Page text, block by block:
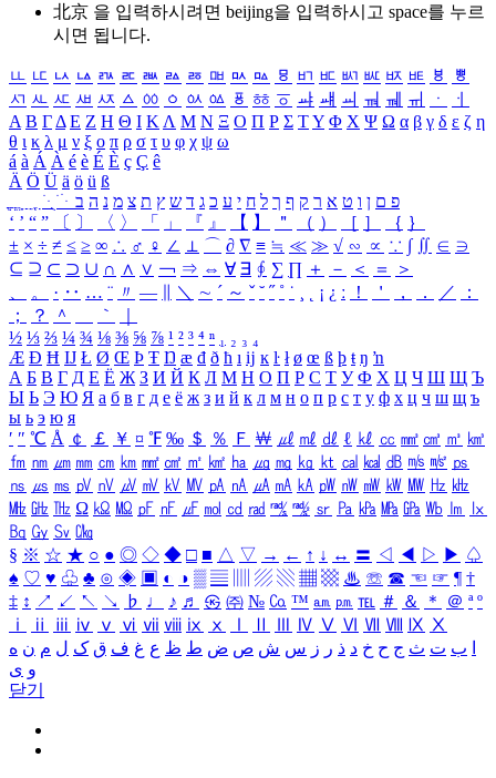
北京 을 입력하시려면 beijing을 입력하시고 space를 누르
시면 됩니다.
ㅥ ㅦ ㅧ ㅨ ㅩ ㅪ ㅫ ㅬ ㅭ ㅮ ㅯ ㅰ ㅱ ㅲ ㅳ ㅴ ㅵ ㅶ ㅷ ㅸ
ㅹ
ㅺ ㅻ ㅼ ㅽ ㅾ ㅿ ㆀ ㆁ ㆂ ㆃ ㆄ ㆅ ㆆ ㆇ ㆈ ㆉ ㆊ ㆋ ㆌ ㆍ
ㆎ
Α Β ΓΔ Ε Ζ Η Θ Ι ΚΛ Μ Ν Ξ Ο Π Ρ Σ ΤΥ Φ Χ Ψ Ω α β γ δ ε ζ η
θ ι κ λ μ ν ξ ο π ρ σ τ υ φ χ ψ ω
á à Á À é è É È ç Ç ê
Ä Ö Ü ä ö ü ß
ִֶֹ ֻּ ׁׂ פ ם ן ו ט א ר ק ף ך ל ח י ע כ ג ד ש ץ ת צ מ נ ה ב
‘ ’ “ ” 〔 〕 〈 〉 「 」 『 』 【 】 ＂ （ ） ［ ］ ｛ ｝
± × ÷ ≠ ≤ ≥ ∞ ∴ ♂ ♀ ∠ ⊥ ⌒ ∂ ∇ ≡ ≒ ≪ ≫ √ ∽ ∝ ∵ ∫ ∬ ∈ ∋
⊆ ⊇ ⊂ ⊃ ∪ ∩ ∧ ∨ ￢ ⇒ ⇔ ∀ ∃ ∮ ∑ ∏ ＋ － ＜ ＝
＞
、
。 · ‥ … ¨ 〃 ― ＼ ∼ ´ ～ ˇ ˘ ˝ ˚ ˙ ¸ ¡ ¿ ː ！ ＇ ， ． ／
：
；
？ ＾ ｀
½ ⅓ ⅔ ¼ ¾ ⅛ ⅜ ⅝ ⅞ ¹ ² ³ ⁴ ⁿ ₁ ₂ ₃ ₄
Æ Ð Ħ Ĳ Ł Ø Œ Þ Ŧ Ŋ æ đ ð ħ ı ĳ ĸ ŀ ł ø œ ß þ ŧ ŋ ŉ
А Б В Г Д Е Ё Ж З И Й К Л М Н О П Р С Т У Ф Х Ц Ч Ш Щ Ъ
Ы Ь Э Ю Я а б в г д е ё ж з и й к л м н о п р с т у ф х ц ч ш щ ъ
ы ь э ю я
′ ″ ℃ Å ￠ ￡ ￥ ¤ ℉ ‰ ＄ ％ Ｆ ￦ ㎕ ㎖ ㎗ ℓ ㎘ ㏄ ㎣ ㎤ ㎥ ㎦
㎙ ㎚ ㎛ ㎜ ㎝ ㎞ ㎟ ㎠ ㎡ ㎢ ㏊ ㎍ ㎎ ㎏ ㏏ ㎈ ㎉ ㏈ ㎧ ㎨ ㎰
㎱ ㎲ ㎳ ㎴ ㎵ ㎶ ㎷ ㎸ ㎹ ㎀ ㎁ ㎂ ㎃ ㎄ ㎺ ㎻ ㎽ ㎾ ㎿ ㎐ ㎑
㎒ ㎓ ㎔ Ω ㏀ ㏁ ㎊ ㎋ ㎌ ㏖ ㏅ ㎭ ㎮ ㎯ ㏛ ㎩ ㎪ ㎫ ㎬ ㏝ ㏐
㏓
㏃ ㏉ ㏜ ㏆
§ ※ ☆ ★ ○ ● ◎ ◇ ◆ □ ■ △ ▽ → ← ↑ ↓ ↔ 〓 ◁ ◀ ▷ ▶ ♤
♠ ♡ ♥ ♧ ♣ ⊙ ◈ ▣ ◐ ◑ ▒ ▤ ▨ ▧ ▦ ▩ ♨ ☏ ☎ ☜ ☞ ¶ †
‡ ↕ ↗ ↙ ↖ ↘ ♭ ♩ ♪ ♬ ㉿ ㈜ № ㏇ ™ ㏂ ㏘ ℡ ＃ ＆ ＊ ＠ ª º
ⅰ
ⅱ ⅲ ⅳ ⅴ ⅵ ⅶ ⅷ ⅸ ⅹ Ⅳ Ⅴ Ⅵ Ⅶ Ⅷ Ⅸ Ⅹ
ب ت ث ج ح خ د ذ ر ز س ش ص ض ط ظ ع غ ف ق ک ل م ن ه
و ی
닫기